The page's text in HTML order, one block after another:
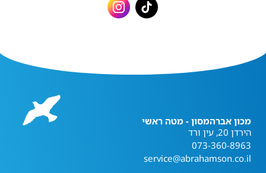
מכון אברהמסון - מטה ראשי
הירדן 20, עין ורד
073-360-8963
service@abrahamson.co.il